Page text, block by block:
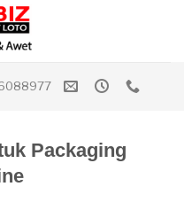
Packaging